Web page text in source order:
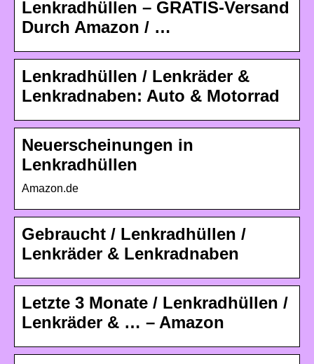
Lenkradhüllen – GRATIS-Versand
Durch Amazon / …
Lenkradhüllen / Lenkräder &
Lenkradnaben: Auto & Motorrad
Neuerscheinungen in
Lenkradhüllen
Amazon.de
Gebraucht / Lenkradhüllen /
Lenkräder & Lenkradnaben
Letzte 3 Monate / Lenkradhüllen /
Lenkräder & … – Amazon